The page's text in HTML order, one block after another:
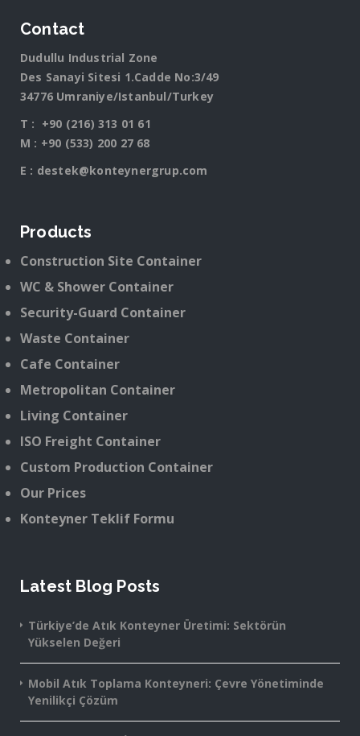
Contact
Dudullu Industrial Zone
Des Sanayi Sitesi 1.Cadde No:3/49
34776 Umraniye/Istanbul/Turkey
T : +90 (216) 313 01 61
M : +90 (533) 200 27 68
E : destek@konteynergrup.com
Products
Construction Site Container
WC & Shower Container
Security-Guard Container
Waste Container
Cafe Container
Metropolitan Container
Living Container
ISO Freight Container
Custom Production Container
Our Prices
Konteyner Teklif Formu
Latest Blog Posts
Türkiye’de Atık Konteyner Üretimi: Sektörün
Yükselen Değeri
Mobil Atık Toplama Konteyneri: Çevre Yönetiminde
Yenilikçi Çözüm